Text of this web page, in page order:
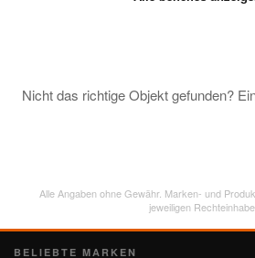
Nicht das richtige Objekt gefunden?
Alle Angaben ohne Gewähr. Marken- und
jeweiligen
BELIEBTE MARKEN